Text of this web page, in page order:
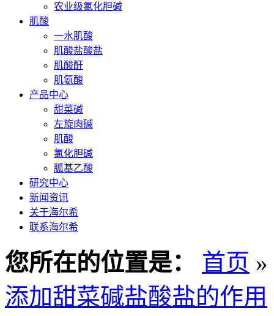
农业级氯化胆碱
肌酸
一水肌酸
肌酸盐酸盐
肌酸酐
肌氨酸
产品中心
甜菜碱
左旋肉碱
肌酸
氯化胆碱
胍基乙酸
研究中心
新闻资讯
关于海尔希
联系海尔希
您所在的位置是： 首页 »
添加甜菜碱盐酸盐的作用